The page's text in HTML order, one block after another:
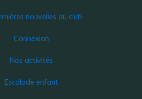
nouvelles du club
Connexion
Nos activités
Escalade enfant